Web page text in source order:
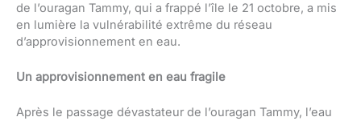
de l’ouragan Tammy, qui a frappé l’île le 21 octobre, a mis
en lumière la vulnérabilité extrême du réseau
d’approvisionnement en eau.
Un approvisionnement en eau fragile
Après le passage dévastateur de l’ouragan Tammy, l’eau